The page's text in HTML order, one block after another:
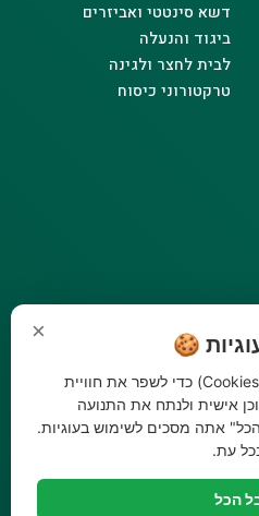
דשא סינטטי ואביזרים
ביגוד והנעלה
לבית לחצר ולגינה
טרקטורוני כיסוח
× 🍪
האתר שלנו משתמש בעוגיות (Cookies) כדי לשפר את חוויית
אישית ולנתח את התנועה
אתה מסכים לשימוש בעוגיות.
עת.
הכל